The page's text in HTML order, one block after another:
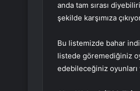
anda tam sırası
şekilde karşımıza
Bu listemizde bahar
listede göremediğiniz
edebileceğiniz